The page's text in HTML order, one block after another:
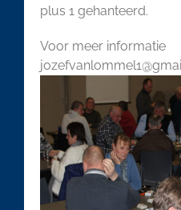
plus 1 gehanteerd.
Voor meer informatie